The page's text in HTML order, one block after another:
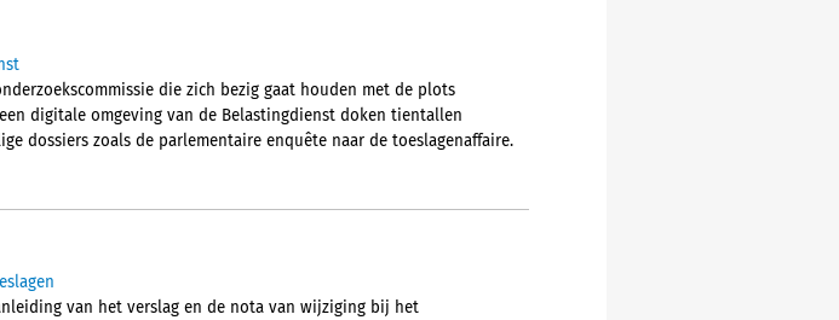
die zich bezig gaat houden met de plots
digitale omgeving van de Belastingdienst doken tientallen
dossiers zoals de parlementaire enquête naar de toeslagenaffaire.
van het verslag en de nota van wijziging bij het